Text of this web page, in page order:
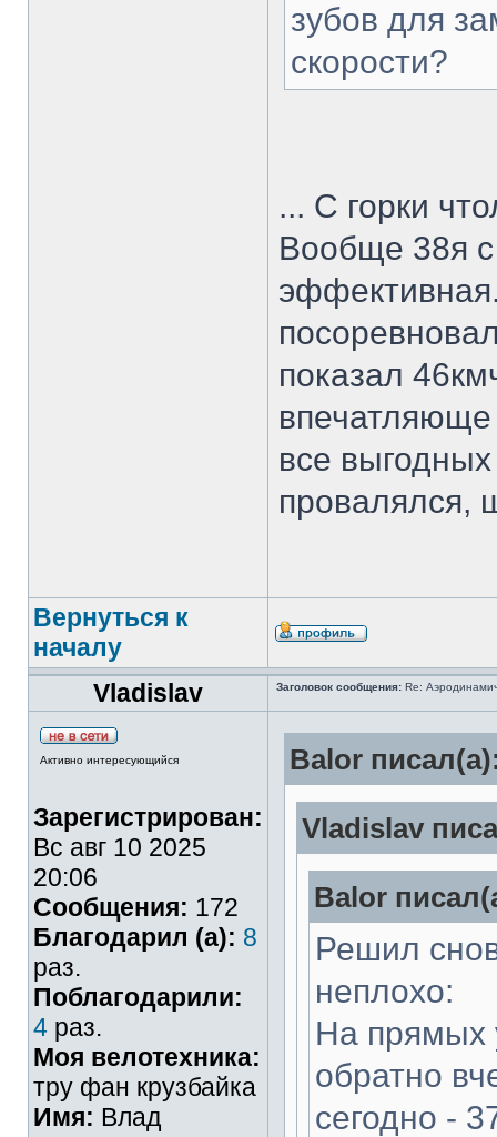
зубов для
скорости?
... С горки
Вообще 38я
показал
все
провалялся,
Вернуться к
началу
Vladislav
Заголовок сообщения: Re:
Активно интересующийся
Зарегистрирован:
Вс авг 10 2025
20:06
Сообщения: 172
Благодарил (а): 8
раз.
Поблагодарили:
4 раз.
Моя велотехника:
тру фан крузбайка
Имя: Влад
Balor
Vladislav
Balor
Решил
неплохо:
На прямых
обратно
сегодно -